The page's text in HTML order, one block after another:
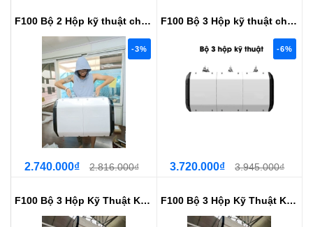
F100 Bộ 2 Hộp kỹ thuật chứa cuộn...
-3%
2.740.000₫ 2.816.000₫
F100 Bộ 3 Hộp kỹ thuật chứa cuộn...
-6%
3.720.000₫ 3.945.000₫
F100 Bộ 3 Hộp Kỹ Thuật Kèm 3 Cuộ... F100 Bộ 3 Hộp Kỹ Thuật Kèm 3 Cuộ...